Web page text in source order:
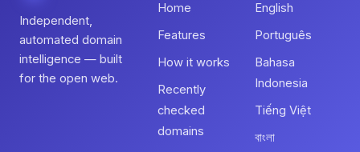
Independent,
automated domain
intelligence — built
for the open web.
Home
Features
How it works
Recently
checked
domains
English
Português
Bahasa
Indonesia
Tiếng Việt
বাংলা